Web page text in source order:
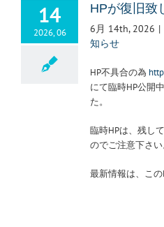
14
2026, 06
HPが復旧致
6月 14th, 2026 |
知らせ
HP不具合の為
にて臨時HP公開
た。
臨時HPは、残し
のでご注意下さい
最新情報は、この